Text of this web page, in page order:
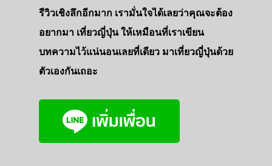
รีวิวเชิงลึกอีกมาก เรามั่นใจได้เลยว่าคุณจะต้อง
อยากมา เที่ยวญี่ปุ่น ให้เหมือนที่เราเขียน
บทความไว้แน่นอนเลยที่เดียว มาเที่ยวญี่ปุ่นด้วย
ตัวเองกันเถอะ